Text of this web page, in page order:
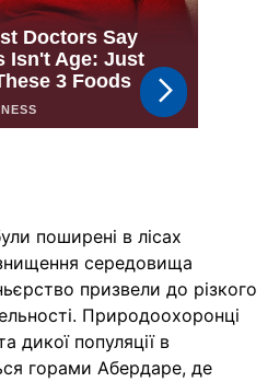
поширені в лісах
знищення середовища
призвели до різкого
Природоохоронці
дикої популяції в
горами Абердаре, де